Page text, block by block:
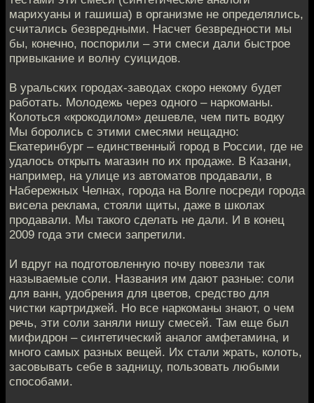
марихуаны и гашиша) в организме не определялись,
считались безвредными. Насчет безвредности мы
бы, конечно, поспорили – эти смеси дали быстрое
привыкание и волну суицидов.
В уральских городах-заводах скоро некому будет
работать. Молодежь через одного – наркоманы.
Колоться «крокодилом» дешевле, чем пить водку
Мы боролись с этими смесями нещадно:
Екатеринбург – единственный город в России, где не
удалось открыть магазин по их продаже. В Казани,
например, на улице из автоматов продавали, в
Набережных Челнах, города на Волге посреди города
висела реклама, стояли щиты, даже в школах
продавали. Мы такого сделать не дали. И в конец
2009 года эти смеси запретили.
И вдруг на подготовленную почву повезли так
называемые соли. Названия им дают разные: соли
для ванн, удобрения для цветов, средство для
чистки картриджей. Но все наркоманы знают, о чем
речь, эти соли заняли нишу смесей. Там еще был
мифидрон – синтетический аналог амфетамина, и
много самых разных вещей. Их стали жрать, колоть,
засовывать себе в задницу, пользовать любыми
способами.